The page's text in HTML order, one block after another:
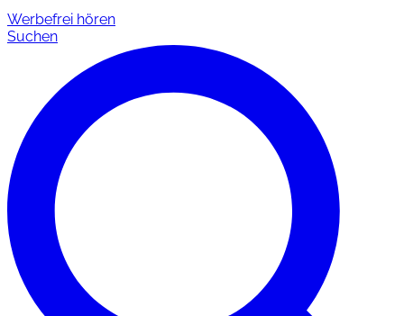
Werbefrei hören
Suchen